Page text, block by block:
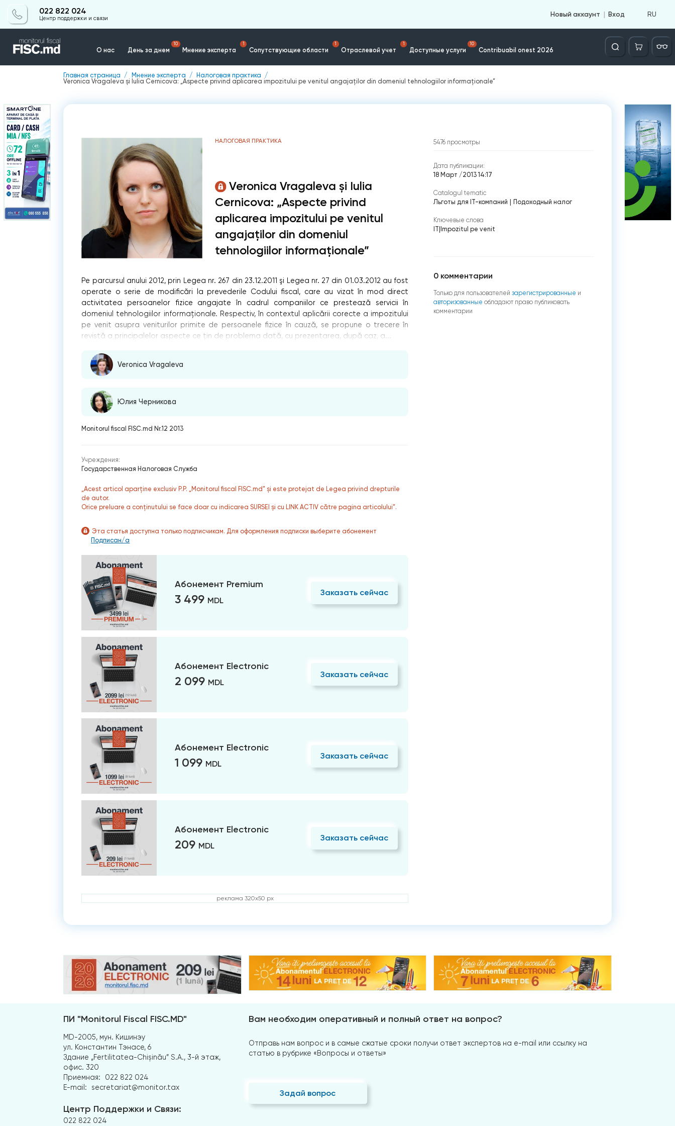
022 822 024
Центр поддержки и связи
Новый аккаунт Вход RU
О нас День за днем
10
Мнение эксперта
1
Сопутствующие области
1
Отраслевой учет
1
Доступные услуги
10
Contribuabil onest 2026
Контакты
Căutare
Главная страница Мнение эксперта
Налоговая практика
Veronica Vragaleva și Iulia Cernicova: „Aspecte privind aplicarea impozitului pe venitul angajaţilor din domeniul tehnologiilor informaţionale”
НАЛОГОВАЯ ПРАКТИКА
Veronica Vragaleva și Iulia
Cernicova: „Aspecte privind
aplicarea impozitului pe venitul
angajaţilor din domeniul
tehnologiilor informaţionale”
Pe parcursul anului 2012, prin Legea nr. 267 din 23.12.2011 şi Legea nr. 27 din 01.03.2012 au fost
operate o serie de modiﬁcări la prevederile Codului ﬁscal, care au vizat în mod direct
activitatea persoanelor ﬁzice angajate în cadrul companiilor ce prestează servicii în
domeniul tehnologiilor informaţionale. Respectiv, în contextul aplicării corecte a impozitului
pe venit asupra veniturilor primite de persoanele ﬁzice în cauză, se propune o trecere în
revistă a principalelor aspecte ce ţin de problema dată, cu prezentarea, după caz, a...
Veronica Vragaleva
Юлия Черникова
Monitorul fiscal FISC.md Nr.12 2013
Учреждения:
Государственная Налоговая Служба
„Acest articol aparține exclusiv P.P. „Monitorul fiscal FISC.md” și este protejat de Legea privind drepturile
de autor.
Orice preluare a conținutului se face doar cu indicarea SURSEI și cu LINK ACTIV către pagina articolului”.
Эта статья доступна только подписчикам. Для оформления подписки выберите абонемент
Подписан/а
Абонемент Premium
3 499 MDL
Заказать сейчас
Абонемент Electronic
2 099 MDL
Заказать сейчас
Абонемент Electronic
1 099 MDL
Заказать сейчас
Абонемент Electronic
209 MDL
Заказать сейчас
реклама 320x50 px
5476 просмотры
Дата публикации:
18 Март /2013 14:17
Catalogul tematic
Льготы для IT-компаний
Подоходный налог
Ключевые слова
IT Impozitul pe venit
0 комментарии
Только для пользователей зарегистрированные и
авторизованные обладают право публиковать
комментарии
ПИ "Monitorul Fiscal FISC.MD"
MD-2005, мун. Кишинэу
ул. Константин Тэнасе, 6
Здание „Fertilitatea-Chișinău” S.A., 3-й этаж,
офис. 320
Приемная:
022 822 024
E-mail:
secretariat@monitor.tax
Центр Поддержки и Связи:
022 822 024
Вам необходим оперативный и полный ответ на вопрос?
Отправь нам вопрос и в самые сжатые сроки получи ответ экспертов на e-mail или ссылку на
статью в рубрике «Вопросы и ответы»
Задай вопрос